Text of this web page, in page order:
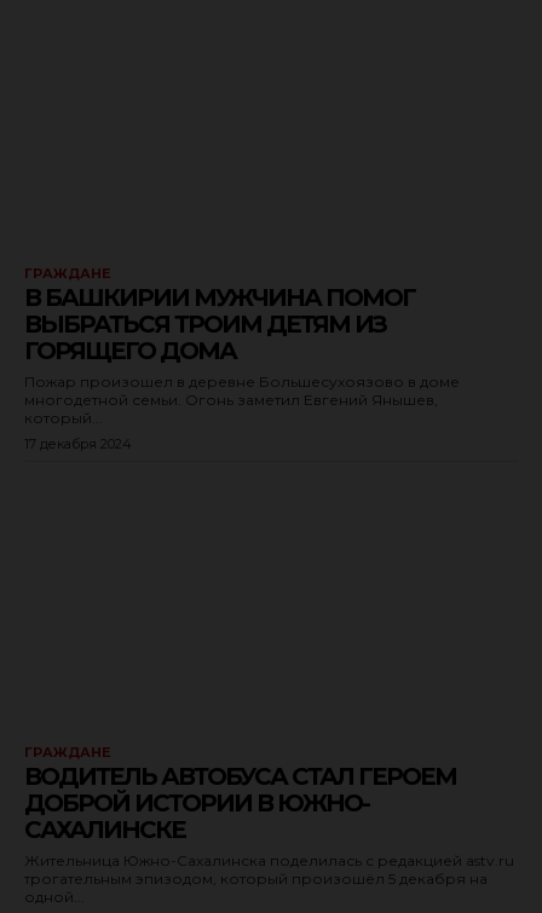
ГРАЖДАНЕ
В БАШКИРИИ МУЖЧИНА ПОМОГ
ВЫБРАТЬСЯ ТРОИМ ДЕТЯМ ИЗ
ГОРЯЩЕГО ДОМА
Пожар произошел в деревне Большесухоязово в доме
многодетной семьи. Огонь заметил Евгений Янышев,
который...
17 декабря 2024
ГРАЖДАНЕ
ВОДИТЕЛЬ АВТОБУСА СТАЛ ГЕРОЕМ
ДОБРОЙ ИСТОРИИ В ЮЖНО-
САХАЛИНСКЕ
Жительница Южно-Сахалинска поделилась с редакцией astv.ru
трогательным эпизодом, который произошёл 5 декабря на
одной...